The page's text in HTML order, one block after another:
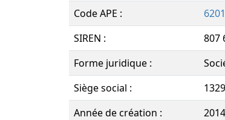
Code APE :
SIREN :
807
Forme juridique :
Siège social :
Année de création :
2014